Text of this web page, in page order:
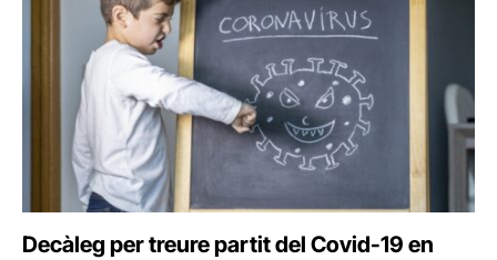
Decàleg per treure partit del Covid-19 en